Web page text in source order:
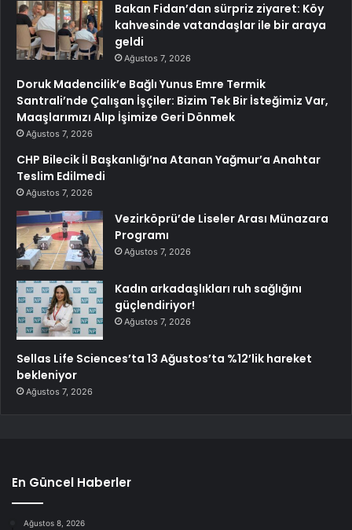
Bakan Fidan’dan sürpriz ziyaret: Köy
kahvesinde vatandaşlar ile bir araya
geldi
Ağustos 7, 2026
Doruk Madencilik’e Bağlı Yunus Emre Termik
Santrali’nde Çalışan İşçiler: Bizim Tek Bir İsteğimiz Var,
Maaşlarımızı Alıp İşimize Geri Dönmek
Ağustos 7, 2026
CHP Bilecik İl Başkanlığı’na Atanan Yağmur’a Anahtar
Teslim Edilmedi
Ağustos 7, 2026
Vezirköprü’de Liseler Arası Münazara
Programı
Ağustos 7, 2026
Kadın arkadaşlıkları ruh sağlığını
güçlendiriyor!
Ağustos 7, 2026
Sellas Life Sciences’ta 13 Ağustos’ta %12’lik hareket
bekleniyor
Ağustos 7, 2026
En Güncel Haberler
Ağustos 8, 2026